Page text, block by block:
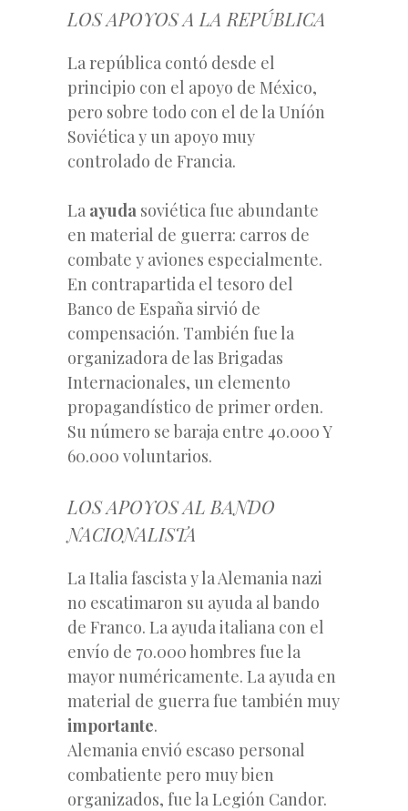
LOS APOYOS A LA REPÚBLICA
La república contó desde el
principio con el apoyo de México,
pero sobre todo con el de la Uníón
Soviética y un apoyo muy
controlado de Francia.
La ayuda soviética fue abundante
en material de guerra: carros de
combate y aviones especialmente.
En contrapartida el tesoro del
Banco de España sirvió de
compensación. También fue la
organizadora de las Brigadas
Internacionales, un elemento
propagandístico de primer orden.
Su número se baraja entre 40.000 Y
60.000 voluntarios.
LOS APOYOS AL BANDO
NACIONALISTA
La Italia fascista y la Alemania nazi
no escatimaron su ayuda al bando
de Franco. La ayuda italiana con el
envío de 70.000 hombres fue la
mayor numéricamente. La ayuda en
material de guerra fue también muy
importante.
Alemania envió escaso personal
combatiente pero muy bien
organizados, fue la Legión Candor.